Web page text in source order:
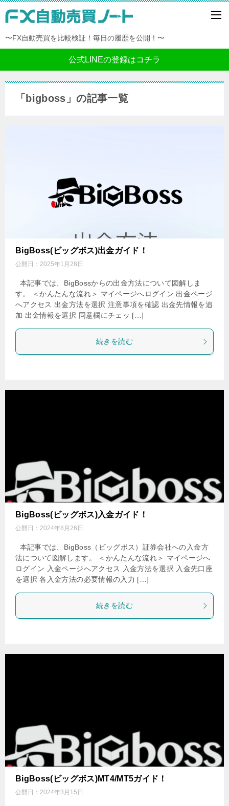
〜FX自動売買を比較検証！毎日の履歴を公開！〜
公式LINEの登録はコチラ
「bigboss」の記事一覧
BigBoss(ビッグボス)出金ガイド！
公開日： 2025年1月28日
本記事では、BigBossからの出金方法について図解しま
す。 ＜かんたんな流れ＞ マイページへログイン 出金ページ
へアクセス 出金方法を選択 注意事項を確認 出金先情報を追
加 出金情報を選択 同意欄にチェッ […]
続きを読む
BigBoss(ビッグボス)入金ガイド！
公開日： 2024年8月26日
本記事では、BigBoss（ビッグボス）証券会社への入金方
法について図解します。 ＜かんたんな流れ＞ マイページへ
ログイン 入金ページへアクセス 入金方法を選択 入金先口座
を選択 各入金方法の必要情報の入力 […]
続きを読む
BigBoss(ビッグボス)MT4/MT5ガイド！
公開日： 2024年3月15日